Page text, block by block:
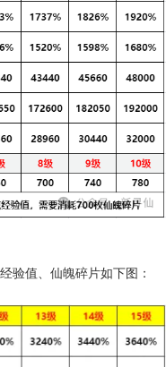
验值、仙魄碎片如下图：